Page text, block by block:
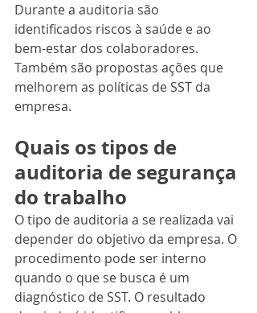
Durante a auditoria são
identificados riscos à saúde e ao
bem-estar dos colaboradores.
Também são propostas ações que
melhorem as políticas de SST da
empresa.
Quais os tipos de
auditoria de segurança
do trabalho
O tipo de auditoria a se realizada vai
depender do objetivo da empresa. O
procedimento pode ser interno
quando o que se busca é um
diagnóstico de SST. O resultado